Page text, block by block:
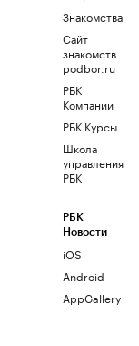
Знакомства
Сайт
знакомств
podbor.ru
РБК
Компании
РБК Курсы
Школа
управления
РБК
РБК
Новости
iOS
Android
AppGallery